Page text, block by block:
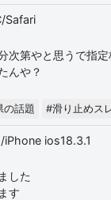
Safari
次第やと思うで指
んや？
の話題 #滑り止めス
iPhone ios18.3.1
した
す